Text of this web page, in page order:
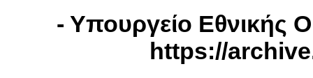
- Υπουργείο Εθνικής
https://